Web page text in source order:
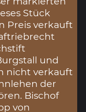
Stück
Preis verkauft
und
nicht verkauft
der
Bischof
von